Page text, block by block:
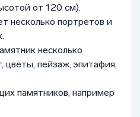
от 120 см).
несколько портретов и
несколько
цветы, пейзаж, эпитафия,
памятников, например